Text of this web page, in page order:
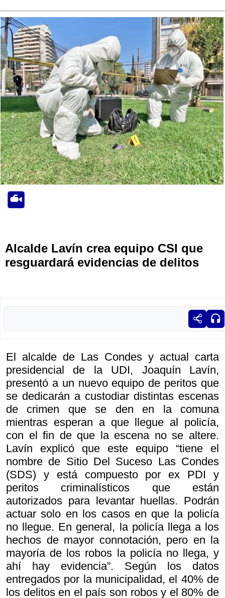
Alcalde Lavín crea equipo CSI que
resguardará evidencias de delitos
El alcalde de Las Condes y actual carta
presidencial de la UDI, Joaquín Lavín,
presentó a un nuevo equipo de peritos que
se dedicarán a custodiar distintas escenas
de crimen que se den en la comuna
mientras esperan a que llegue al policía,
con el fin de que la escena no se altere.
Lavín explicó que este equipo “tiene el
nombre de Sitio Del Suceso Las Condes
(SDS) y está compuesto por ex PDI y
peritos criminalísticos que están
autorizados para levantar huellas. Podrán
actuar solo en los casos en que la policía
no llegue. En general, la policía llega a los
hechos de mayor connotación, pero en la
mayoría de los robos la policía no llega, y
ahí hay evidencia”. Según los datos
entregados por la municipalidad, el 40% de
los delitos en el país son robos y el 80% de